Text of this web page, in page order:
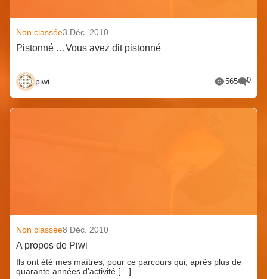
Non classée3 Déc. 2010
Pistonné …Vous avez dit pistonné
piwi 565 0
Non classée8 Déc. 2010
A propos de Piwi
Ils ont été mes maîtres, pour ce parcours qui, après plus de
quarante années d’activité […]